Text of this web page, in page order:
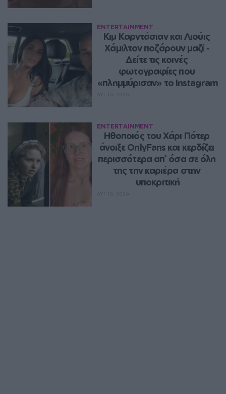
ENTERTAINMENT
Κιμ Καρντάσιαν και Λιούις
Χάμιλτον ποζάρουν μαζί ‑
Δείτε τις κοινές
φωτογραφίες που
«πλημμύρισαν» το Instagram
ENTERTAINMENT
Ηθοποιός του Χάρι Πότερ
άνοιξε OnlyFans και κερδίζει
περισσότερα απ` όσα σε όλη
της την καριέρα στην
υποκριτική